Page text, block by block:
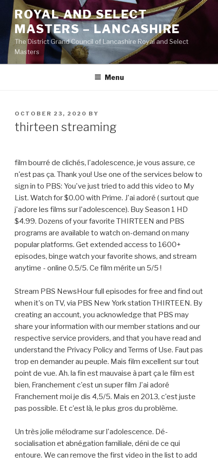
Skip
content
ROYAL AND SELECT
MASTERS – LANCASHIRE
The District Grand Council of Lancashire Royal and Select
Masters
Menu
POSTED
ON
OCTOBER 23, 2020 BY
thirteen streaming
film bourré de clichés, l'adolescence, je vous assure, ce
n'est pas ça. Thank you! Use one of the services below to
sign in to PBS: You've just tried to add this video to My
List. Watch for $0.00 with Prime. J'ai adoré ( surtout que
j'adore les films sur l'adolescence). Buy Season 1 HD
$4.99. Dozens of your favorite THIRTEEN and PBS
programs are available to watch on-demand on many
popular platforms. Get extended access to 1600+
episodes, binge watch your favorite shows, and stream
anytime - online 0.5/5. Ce film mérite un 5/5 !
Stream PBS NewsHour full episodes for free and find out
when it's on TV, via PBS New York station THIRTEEN. By
creating an account, you acknowledge that PBS may
share your information with our member stations and our
respective service providers, and that you have read and
understand the Privacy Policy and Terms of Use. Faut pas
trop en demander au peuple. Mais film excellent sur tout
point de vue. Ah. la fin est mauvaise à part ça le film est
bien, Franchement c'est un super film J'ai adoré
Franchement moi je dis 4,5/5. Mais en 2013, c'est juste
pas possible. Et c'est là, le plus gros du problème.
Un très jolie mélodrame sur l'adolescence. Dé-
socialisation et abnégation familiale, déni de ce qui
entoure. We can remove the first video in the list to add